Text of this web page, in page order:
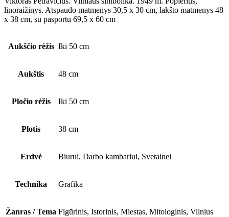
linoraižinys. Atspaudo matmenys 30,5 x 30 cm, lakšto matmenys 48
x 38 cm, su pasportu 69,5 x 60 cm
Aukščio rėžis Iki 50 cm
Aukštis 48 cm
Pločio rėžis Iki 50 cm
Plotis 38 cm
Erdvė Biurui, Darbo kambariui, Svetainei
Technika Grafika
Žanras / Tema Figūrinis, Istorinis, Miestas, Mitologinis, Vilnius